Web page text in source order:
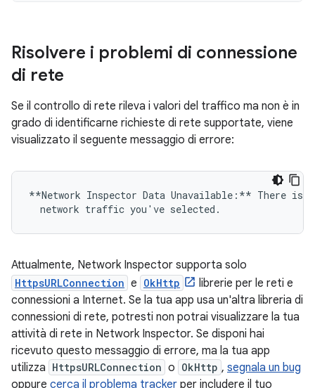
Risolvere i problemi di connessione
di rete
Se il controllo di rete rileva i valori del traffico ma non è in
grado di identificarne richieste di rete supportate, viene
visualizzato il seguente messaggio di errore:
**Network Inspector Data Unavailable:** There is
Attualmente, Network Inspector supporta solo
HttpsURLConnection e OkHttp
librerie per le reti e
connessioni a Internet. Se la tua app usa un'altra libreria di
connessioni di rete, potresti non potrai visualizzare la tua
attività di rete in Network Inspector. Se disponi hai
ricevuto questo messaggio di errore, ma la tua app
utilizza HttpsURLConnection o OkHttp , segnala un bug
oppure cerca il problema tracker per includere il tuo